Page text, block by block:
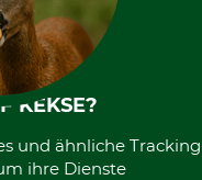
*Alle Preise in
KEKSE?
und ähnliche
ihre Dienste